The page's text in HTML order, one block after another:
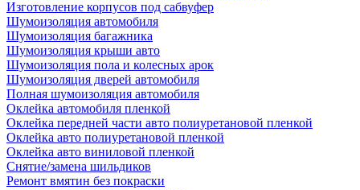
Изготовление корпусов под сабвуфер
Шумоизоляция автомобиля
Шумоизоляция багажника
Шумоизоляция крыши авто
Шумоизоляция пола и колесных арок
Шумоизоляция дверей автомобиля
Полная шумоизоляция автомобиля
Оклейка автомобиля пленкой
Оклейка передней части авто полиуретановой пленкой
Оклейка авто полиуретановой пленкой
Оклейка авто виниловой пленкой
Снятие/замена шильдиков
Ремонт вмятин без покраски